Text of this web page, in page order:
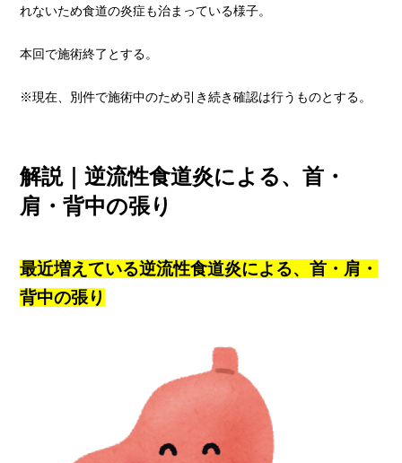
れないため食道の炎症も治まっている様子。
本回で施術終了とする。
※現在、別件で施術中のため引き続き確認は行うものとする。
解説｜逆流性食道炎による、首・
肩・背中の張り
最近増えている逆流性食道炎による、首・肩・
背中の張り